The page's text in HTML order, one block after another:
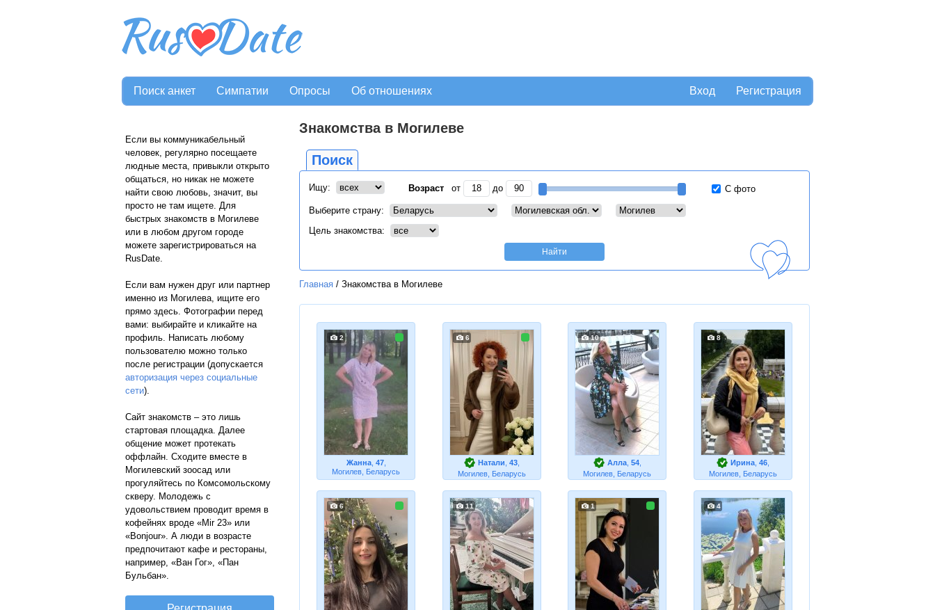
Поиск анкет Симпатии Опросы Об отношениях Регистрация
Вход
Если вы коммуникабельный
человек, регулярно посещаете
людные места, привыкли открыто
общаться, но никак не можете
найти свою любовь, значит, вы
просто не там ищете. Для
быстрых знакомств в Могилеве
или в любом другом городе
можете зарегистрироваться на
RusDate.
Если вам нужен друг или партнер
именно из Могилева, ищите его
прямо здесь. Фотографии перед
вами: выбирайте и кликайте на
профиль. Написать любому
пользователю можно только
после регистрации (допускается
авторизация через социальные
сети).
Сайт знакомств – это лишь
стартовая площадка. Далее
общение может протекать
оффлайн. Сходите вместе в
Могилевский зоосад или
прогуляйтесь по Комсомольскому
скверу. Молодежь с
удовольствием проводит время в
кофейнях вроде «Mir 23» или
«Bonjour». А люди в возрасте
предпочитают кафе и рестораны,
например, «Ван Гог», «Пан
Бульбан».
Знакомства в Могилеве
Поиск
Ищу: Возраст от до С фото
Выберите страну:
Цель знакомства:
Главная / Знакомства в Могилеве
2
Жанна, 47,
Могилев, Беларусь
6
Натали ,43
Могилев, Беларусь
10
Алла ,54
Могилев, Беларусь
8
Ирина ,46
Могилев, Беларусь
6 11 1 4